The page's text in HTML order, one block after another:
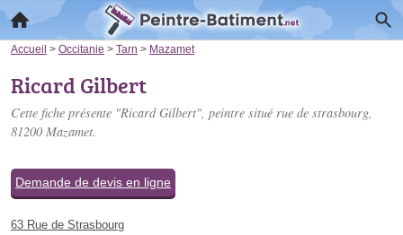
Accueil > Occitanie > Tarn > Mazamet
Ricard Gilbert
Cette fiche présente "Ricard Gilbert", peintre situé rue de strasbourg,
81200 Mazamet.
Demande de devis en ligne
63 Rue de Strasbourg